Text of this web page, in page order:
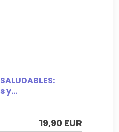
y...
19,90 EUR